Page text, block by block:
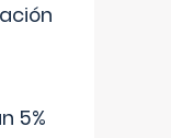
5%